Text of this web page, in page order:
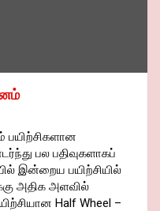
பயிற்சிகளான
பல பதிவுகளாகப்
இன்றைய பயிற்சியில்
அதிக அளவில்
Half Wheel –